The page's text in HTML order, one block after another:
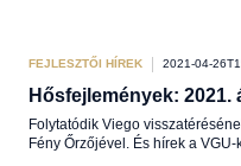
FEJLESZTŐI HÍREK 2021-04-
Hősfejlemények: 2021.
Folytatódik Viego
Fény Őrzőjével. És hírek a VGU-